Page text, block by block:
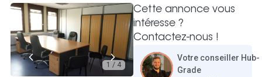
1 / 4
Cette annonce vous
intéresse ?
Contactez-nous !
Votre conseiller Hub-
Grade